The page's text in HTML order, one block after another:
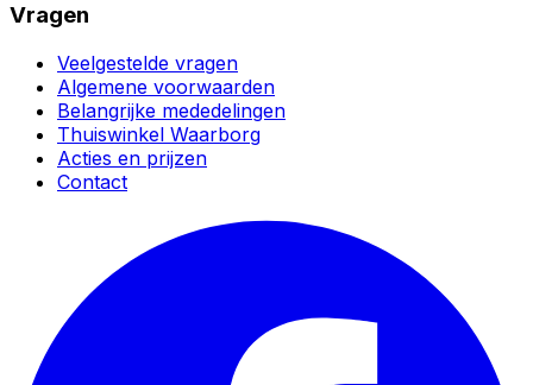
Vragen
Veelgestelde vragen
Algemene voorwaarden
Belangrijke mededelingen
Thuiswinkel Waarborg
Acties en prijzen
Contact